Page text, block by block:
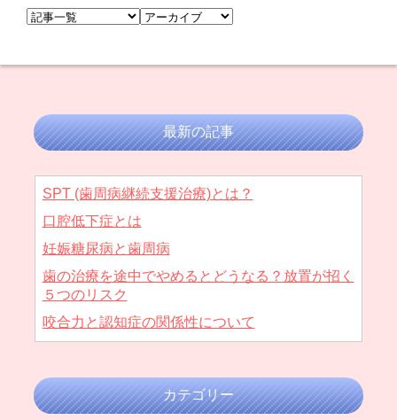
最新の記事
SPT (歯周病継続支援治療)とは？
口腔低下症とは
妊娠糖尿病と歯周病
歯の治療を途中でやめるとどうなる？放置が招く
５つのリスク
咬合力と認知症の関係性について
カテゴリー